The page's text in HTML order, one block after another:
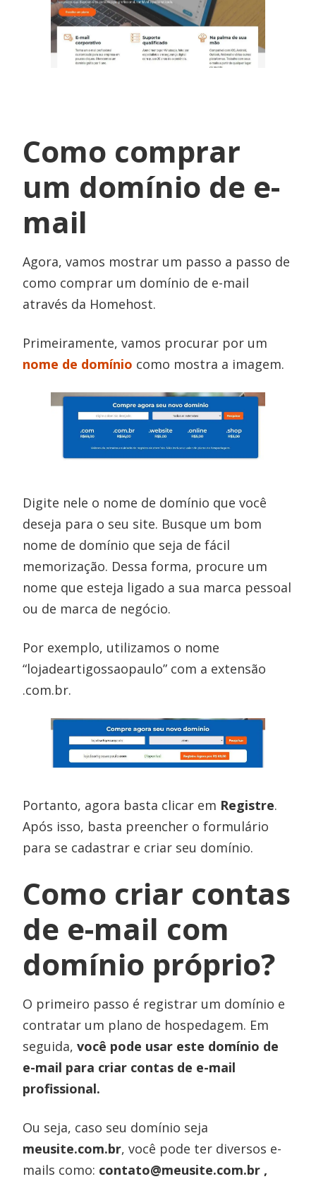
Como comprar
um domínio de e-
mail
Agora, vamos mostrar um passo a passo de
como comprar um domínio de e-mail
através da Homehost.
Primeiramente, vamos procurar por um
nome de domínio como mostra a imagem.
Digite nele o nome de domínio que você
deseja para o seu site. Busque um bom
nome de domínio que seja de fácil
memorização. Dessa forma, procure um
nome que esteja ligado a sua marca pessoal
ou de marca de negócio.
Por exemplo, utilizamos o nome
“lojadeartigossaopaulo” com a extensão
.com.br.
Portanto, agora basta clicar em Registre.
Após isso, basta preencher o formulário
para se cadastrar e criar seu domínio.
Como criar contas
de e-mail com
domínio próprio?
O primeiro passo é registrar um domínio e
contratar um plano de hospedagem. Em
seguida,você pode usar este domínio de
e-mail para criar contas de e-mail
profissional.
Ou seja, caso seu domínio seja
meusite.com.br, você pode ter diversos e-
mails como: contato@meusite.com.br ,